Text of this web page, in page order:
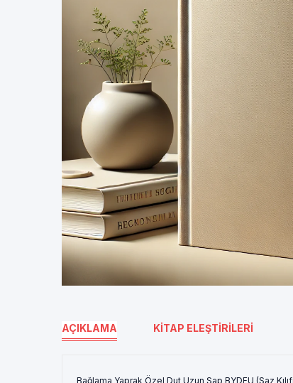
AÇIKLAMA KITAP ELEŞTIRILERI
Bağlama Yaprak Özel Dut Uzun Sap BYDFU (Saz